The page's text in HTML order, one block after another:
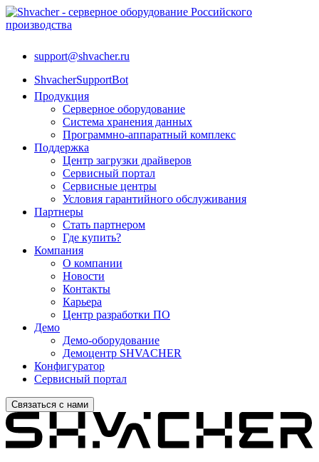
support@shvacher.ru
ShvacherSupportBot
Продукция
Серверное оборудование
Система хранения данных
Программно-аппаратный комплекс
Поддержка
Центр загрузки драйверов
Сервисный портал
Сервисные центры
Условия гарантийного обслуживания
Партнеры
Стать партнером
Где купить?
Компания
О компании
Новости
Контакты
Карьера
Центр разработки ПО
Демо
Демо-оборудование
Демоцентр SHVACHER
Конфигуратор
Сервисный портал
Связаться с нами